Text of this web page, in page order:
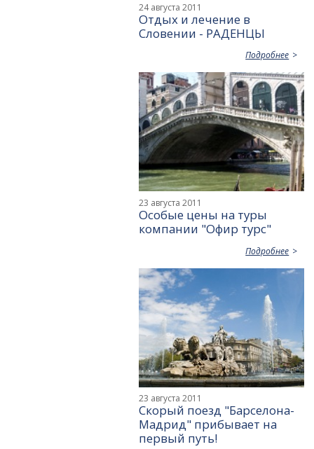
24 августа 2011
Отдых и лечение в
Словении - РАДЕНЦЫ
Подробнее
23 августа 2011
Особые цены на туры
компании "Офир турс"
Подробнее
23 августа 2011
Скорый поезд "Барселона-
Мадрид" прибывает на
первый путь!